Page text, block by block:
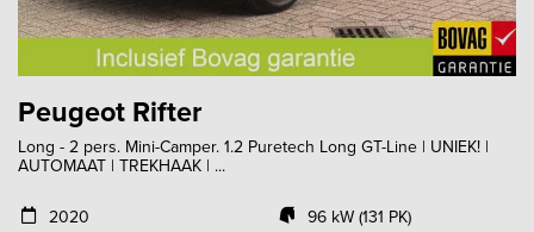
Peugeot Rifter
Long - 2 pers. Mini-Camper. 1.2 Puretech Long GT-Line | UNIEK! |
AUTOMAAT | TREKHAAK | ...
2020
96 kW (131 PK)